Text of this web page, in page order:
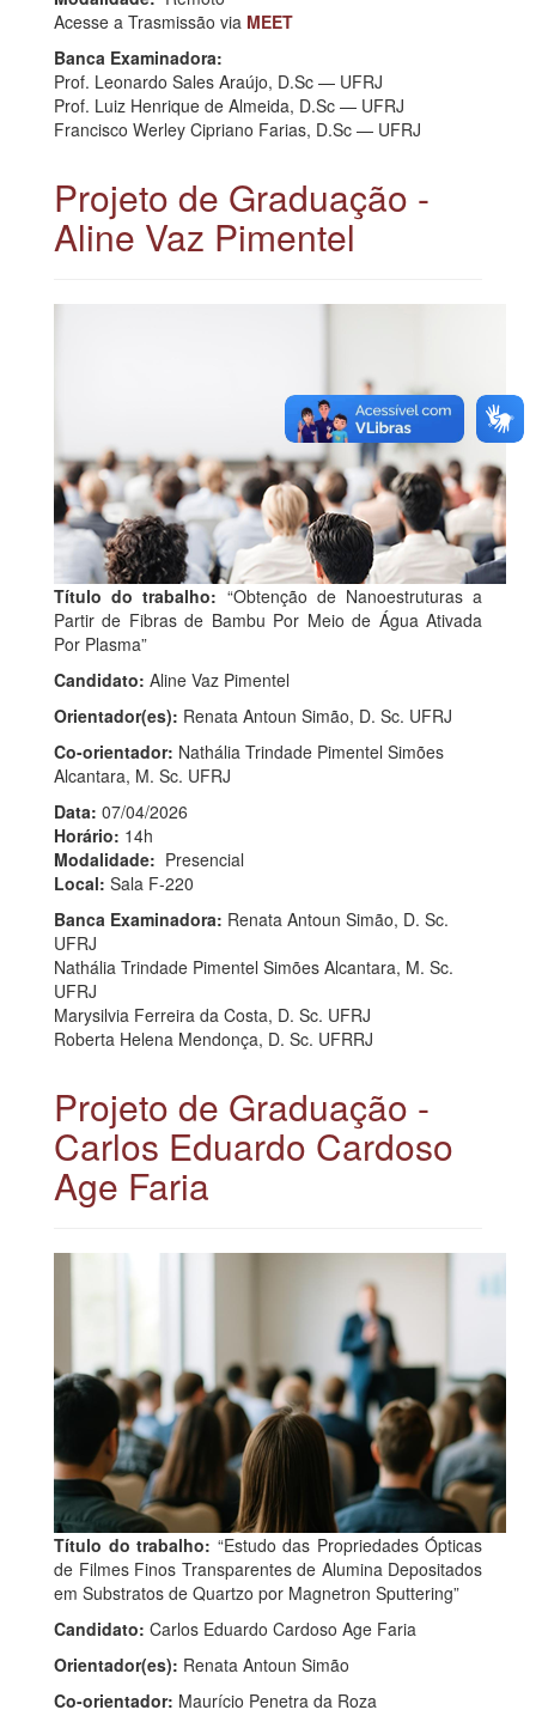
Acesse a Trasmissão via MEET
Banca Examinadora:
Prof. Leonardo Sales Araújo, D.Sc — UFRJ
Prof. Luiz Henrique de Almeida, D.Sc — UFRJ
Francisco Werley Cipriano Farias, D.Sc — UFRJ
Projeto de Graduação -
Aline Vaz Pimentel
Título do trabalho: “Obtenção de Nanoestruturas a
Partir de Fibras de Bambu Por Meio de Água Ativada
Por Plasma”
Candidato: Aline Vaz Pimentel
Orientador(es): Renata Antoun Simão, D. Sc. UFRJ
Co-orientador: Nathália Trindade Pimentel Simões
Alcantara, M. Sc. UFRJ
Data: 07/04/2026
Horário: 14h
Modalidade: Presencial
Local: Sala F-220
Banca Examinadora: Renata Antoun Simão, D. Sc.
UFRJ
Nathália Trindade Pimentel Simões Alcantara, M. Sc.
UFRJ
Marysilvia Ferreira da Costa, D. Sc. UFRJ
Roberta Helena Mendonça, D. Sc. UFRRJ
Projeto de Graduação -
Carlos Eduardo Cardoso
Age Faria
Título do trabalho: “Estudo das Propriedades Ópticas
de Filmes Finos Transparentes de Alumina Depositados
em Substratos de Quartzo por Magnetron Sputtering”
Candidato: Carlos Eduardo Cardoso Age Faria
Orientador(es): Renata Antoun Simão
Co-orientador: Maurício Penetra da Roza